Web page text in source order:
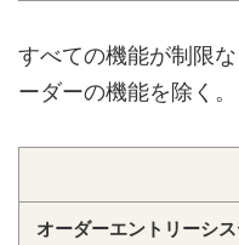
すべての機能が制限
ーダーの機能を除く。
オーダーエントリーシ